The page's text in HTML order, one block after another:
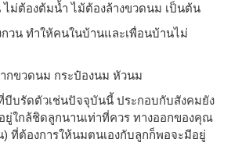
ไม่ต้องต้มน้ำ ไม้ต้องล้างขวดนม เป็นต้น
วน ทำให้คนในบ้านและเพื่อนบ้านไม่
กขวดนม กระป๋องนม หัวนม
บีบรัดตัวเช่นปัจจุบันนี้ ประกอบกับสังคมยัง
ยู่ใกล้ชิดลูกนานเท่าที่ควร ทางออกของคุณ
ที่ต้องการให้นมตนเองกับลูกก็พอจะมีอยู่